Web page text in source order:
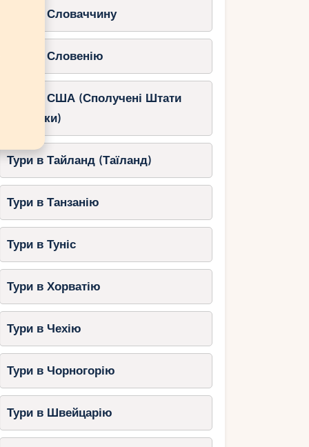
Тури в Словаччину
Тури в Словенію
Тури в США (Сполучені Штати
Америки)
Тури в Тайланд (Таїланд)
Тури в Танзанію
Тури в Туніс
Тури в Хорватію
Тури в Чехію
Тури в Чорногорію
Тури в Швейцарію